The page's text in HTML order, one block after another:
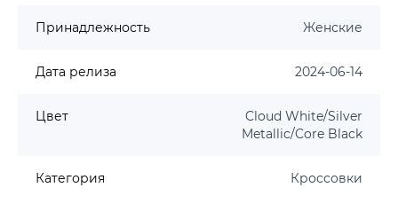
Принадлежность Женские
Дата релиза 2024-06-14
Цвет
Cloud White/Silver
Metallic/Core Black
Категория Кроссовки